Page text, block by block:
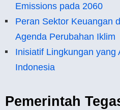
Emissions pada 2060
Peran Sektor Keuangan
Agenda Perubahan Iklim
Inisiatif Lingkungan yang
Indonesia
Pemerintah